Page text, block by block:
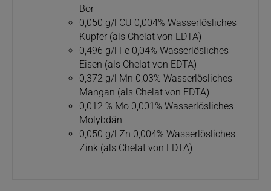
Bor
0,050 g/l CU 0,004% Wasserlösliches
Kupfer (als Chelat von EDTA)
0,496 g/l Fe 0,04% Wasserlösliches
Eisen (als Chelat von EDTA)
0,372 g/l Mn 0,03% Wasserlösliches
Mangan (als Chelat von EDTA)
0,012 % Mo 0,001% Wasserlösliches
Molybdän
0,050 g/l Zn 0,004% Wasserlösliches
Zink (als Chelat von EDTA)